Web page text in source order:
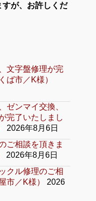
すが、お許しくだ
文字盤修理が完
ば市／K様）
ゼンマイ交換、
完了いたしまし
2026年8月6日
ご相談を頂きま
2026年8月6日
クル修理のご相
市／K様）
2026